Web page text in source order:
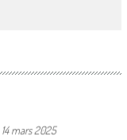
14 mars 2025